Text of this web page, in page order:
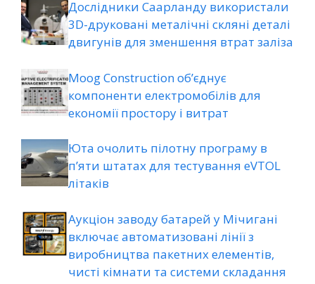
Дослідники Саарланду використали
3D-друковані металічні скляні деталі
двигунів для зменшення втрат заліза
Moog Construction об’єднує
компоненти електромобілів для
економії простору і витрат
Юта очолить пілотну програму в
п’яти штатах для тестування eVTOL
літаків
Аукціон заводу батарей у Мічигані
включає автоматизовані лінії з
виробництва пакетних елементів,
чисті кімнати та системи складання